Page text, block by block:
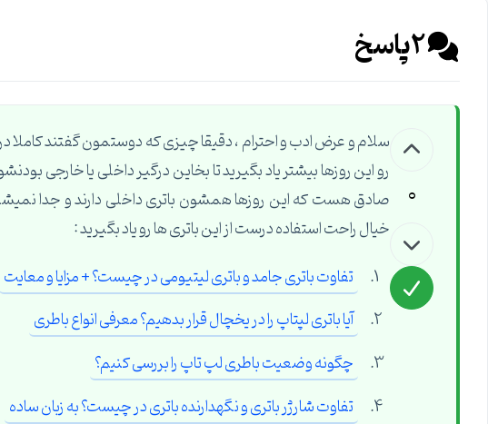
2پاسخ
0
سلام و عرض ادب و احترام ، دقیقا چیزی که دوستمون گفتند
رو این روزها بیشتر یاد بگیرید تا بخاین درگیر داخلی یا خارجی
صادق هست که این روزها همشون باتری داخلی دارند و جدا نمیشن
خیال راحت استفاده درست از این باتری ها رو یاد بگیرید :
تفاوت باتری جامد و باتری لیتیومی در چیست؟ + مزایا و معایت
آیا باتری لپتاپ را در یخچال قرار بدهیم؟ معرفی انواع باطری
چگونه وضعیت باطری لپ تاپ را بررسی کنیم؟
تفاوت شارژر باتری و نگهدارنده باتری در چیست؟ به زبان ساده